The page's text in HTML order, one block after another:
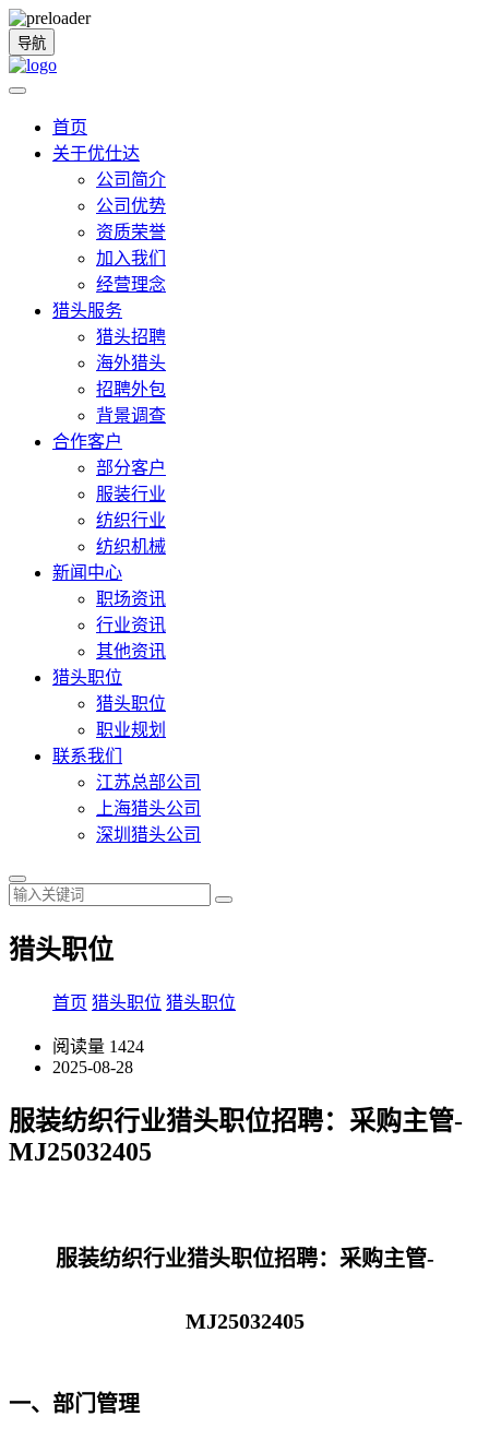
导航
首页
关于优仕达
公司简介
公司优势
资质荣誉
加入我们
经营理念
猎头服务
猎头招聘
海外猎头
招聘外包
背景调查
合作客户
部分客户
服装行业
纺织行业
纺织机械
新闻中心
职场资讯
行业资讯
其他资讯
猎头职位
猎头职位
职业规划
联系我们
江苏总部公司
上海猎头公司
深圳猎头公司
猎头职位
首页 猎头职位 猎头职位
阅读量 1424
2025-08-28
服装纺织行业猎头职位招聘：采购主管-
MJ25032405
服装纺织行业猎头职位招聘：采购主管-
MJ25032405
一、部门管理